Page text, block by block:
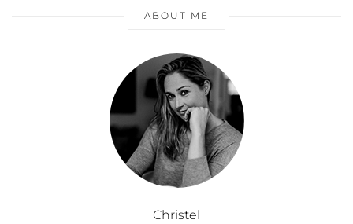
ABOUT ME
Christel